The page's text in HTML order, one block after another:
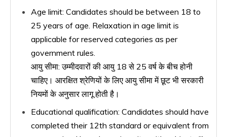
Age limit: Candidates should be between 18 to
25 years of age. Relaxation in age limit is
applicable for reserved categories as per
government rules.
आयु सीमा: उम्मीदवारों की आयु 18 से 25 वर्ष के बीच होनी
चाहिए। आरक्षित श्रेणियों के लिए आयु सीमा में छूट भी सरकारी
नियमों के अनुसार लागू होती है।
Educational qualification: Candidates should have
completed their 12th standard or equivalent from